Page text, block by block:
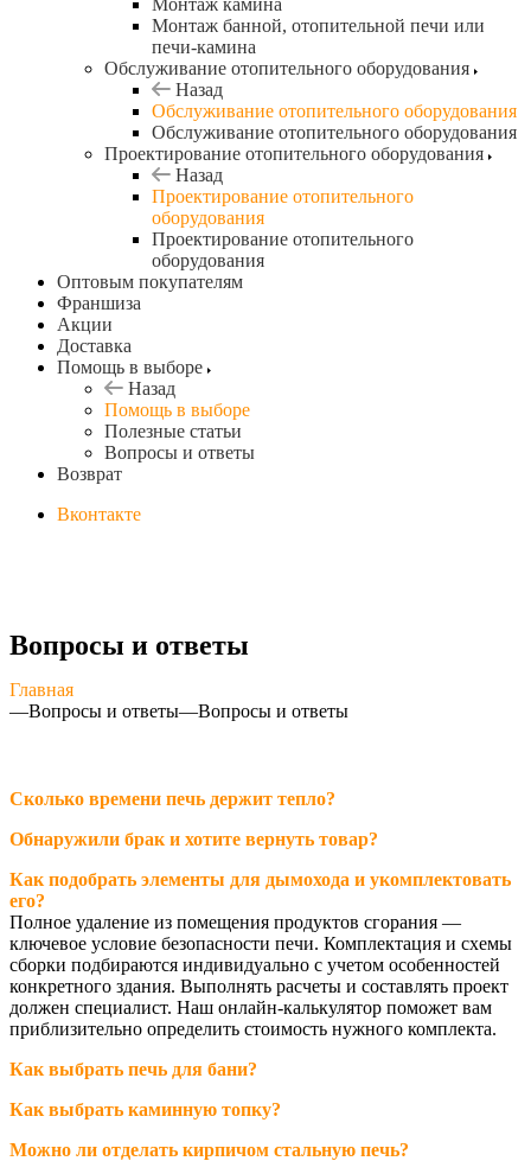
Монтаж камина
Монтаж банной, отопительной печи или
печи-камина
Обслуживание отопительного оборудования
Назад
Обслуживание отопительного оборудования
Обслуживание отопительного оборудования
Проектирование отопительного оборудования
Назад
Проектирование отопительного
оборудования
Проектирование отопительного
оборудования
Оптовым покупателям
Франшиза
Акции
Доставка
Помощь в выборе
Назад
Помощь в выборе
Полезные статьи
Вопросы и ответы
Возврат
Вконтакте
Вопросы и ответы
Главная
—Вопросы и ответы—Вопросы и ответы
Сколько времени печь держит тепло?
Обнаружили брак и хотите вернуть товар?
Как подобрать элементы для дымохода и укомплектовать
его?
Полное удаление из помещения продуктов сгорания —
ключевое условие безопасности печи. Комплектация и схемы
сборки подбираются индивидуально с учетом особенностей
конкретного здания. Выполнять расчеты и составлять проект
должен специалист. Наш онлайн-калькулятор поможет вам
приблизительно определить стоимость нужного комплекта.
Как выбрать печь для бани?
Как выбрать каминную топку?
Можно ли отделать кирпичом стальную печь?